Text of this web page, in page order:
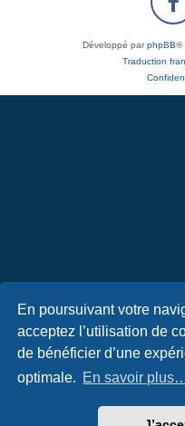
En poursuivant votre
acceptez l’utilisation de
de bénéficier d’une
optimale. En savoir
Développé parphpBB®
Traduction